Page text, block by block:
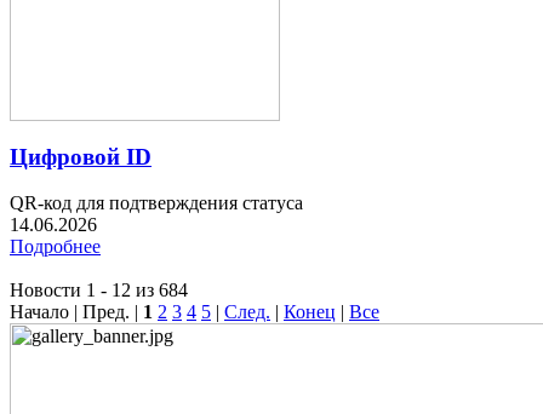
Цифровой ID
QR-код для подтверждения статуса
14.06.2026
Подробнее
Новости 1 - 12 из 684
Начало | Пред. | 1 2 3 4 5 | След. | Конец | Все